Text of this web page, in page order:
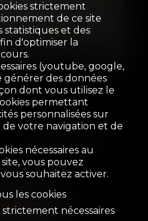
6 9 2019
strictement
de ce site
statistiques et des
d'optimiser la
(youtube, google,
des données
dont vous utilisez le
permettant
personnalisées sur
de votre navigation et de
nécessaires au
vous pouvez
souhaitez activer.
les cookies
strictement nécessaires